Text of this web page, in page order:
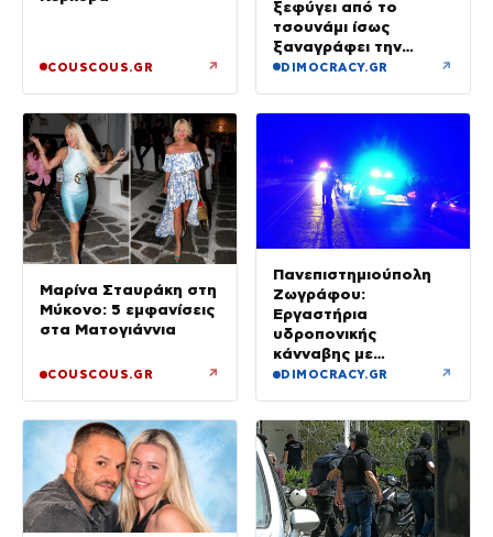
COUSCOUS.GR ↗
ξεφύγει από το
τσουνάμι ίσως
ξαναγράφει την
ιστορία της μινωικής
DIMOCRACY.GR ↗
Μαρίνα Σταυράκη στη
Μύκονο: 5 εμφανίσεις
στα Ματογιάννια
COUSCOUS.GR ↗
Πανεπιστημιούπολη
Ζωγράφου:
Εργαστήρια
υδροπονικής
κάνναβης με
προσδοκώμενο
Χειροπέδες σε τρία
άτομα
DIMOCRACY.GR ↗